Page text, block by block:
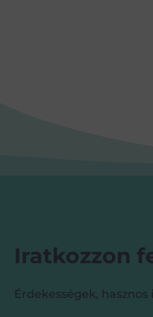
Iratkozzon
Érdekességek,